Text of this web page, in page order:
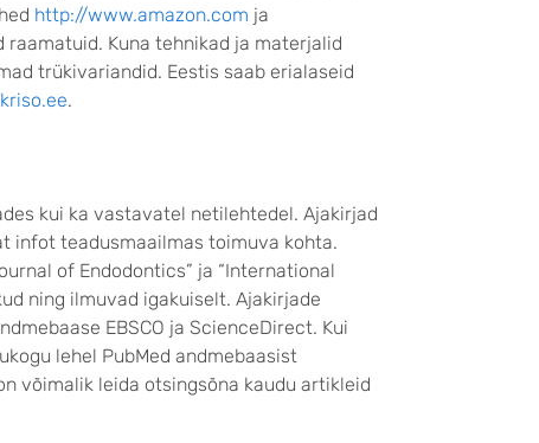
http://www.amazon.com ja
Kuna tehnikad ja materjalid
trükivariandid. Eestis saab erialaseid
.
kui ka vastavatel netilehtedel. Ajakirjad
infot teadusmaailmas toimuva kohta.
of Endodontics” ja “International
ning ilmuvad igakuiselt. Ajakirjade
EBSCO ja ScienceDirect. Kui
lehel PubMed andmebaasist
võimalik leida otsingsõna kaudu artikleid